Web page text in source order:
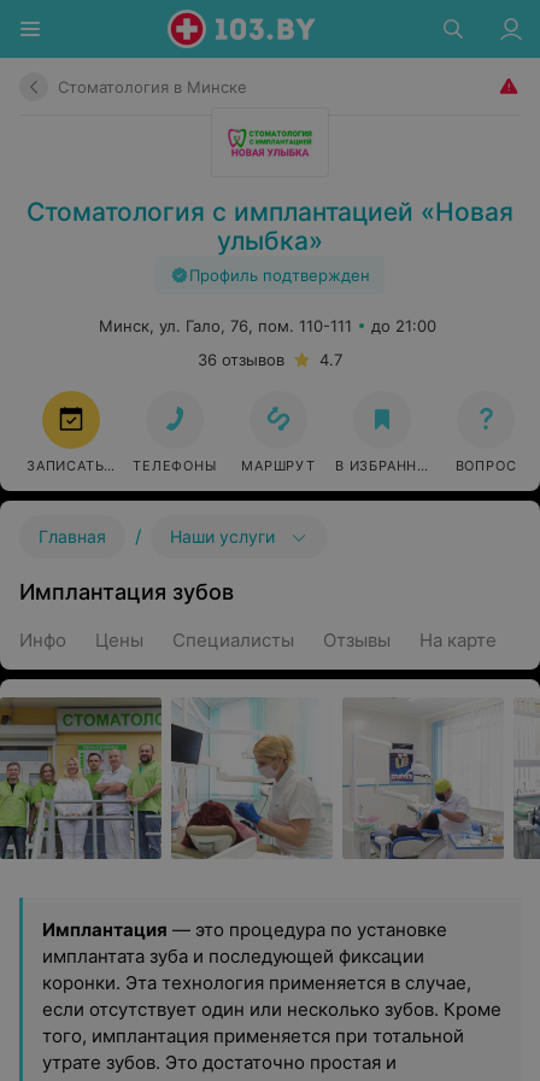
Стоматология в Минске
Стоматология с имплантацией «Новая
улыбка»
Профиль подтвержден
Минск, ул. Гало, 76, пом. 110-111
до 21:00
36 отзывов
4.7
ЗАПИСАТЬСЯ ТЕЛЕФОНЫ МАРШРУТ В ИЗБРАННОЕ ВОПРОС
Главная / Наши услуги
Имплантация зубов
Инфо Цены Специалисты Отзывы На карте
Имплантация — это процедура по установке
имплантата зуба и последующей фиксации
коронки. Эта технология применяется в случае,
если отсутствует один или несколько зубов. Кроме
того, имплантация применяется при тотальной
утрате зубов. Это достаточно простая и